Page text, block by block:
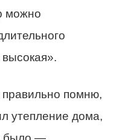
можно
помню,
утепление дома,